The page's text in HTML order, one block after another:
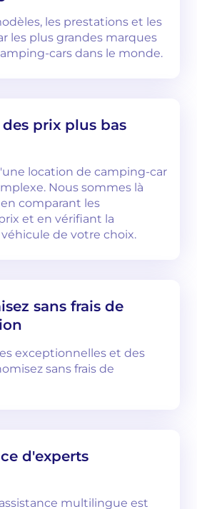
les prestations et les
les plus grandes marques
cars dans le monde.
prix plus bas
location de camping-car
Nous sommes là
comparant les
et en vérifiant la
de votre choix.
sans frais de
exceptionnelles et des
sans frais de
d'experts
multilingue est